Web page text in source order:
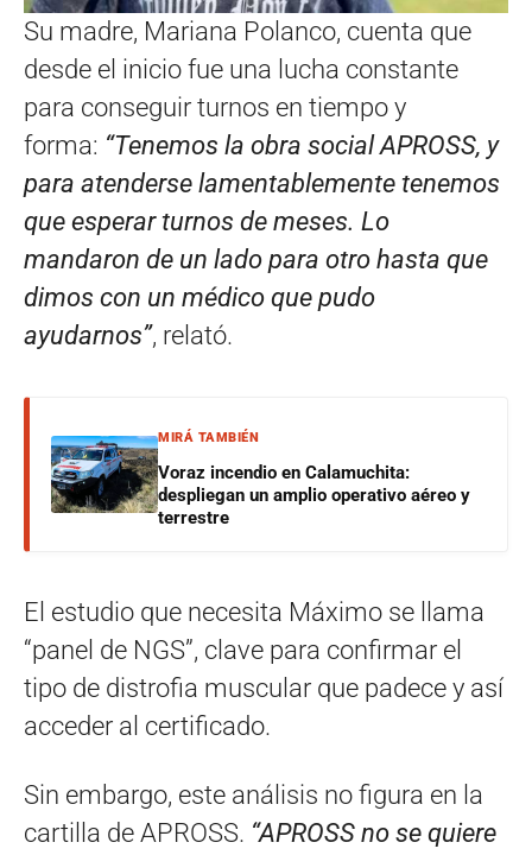
Su madre, Mariana Polanco, cuenta que
desde el inicio fue una lucha constante
para conseguir turnos en tiempo y
forma: “Tenemos la obra social APROSS, y
para atenderse lamentablemente tenemos
que esperar turnos de meses. Lo
mandaron de un lado para otro hasta que
dimos con un médico que pudo
ayudarnos”, relató.
MIRÁ TAMBIÉN
Voraz incendio en Calamuchita:
despliegan un amplio operativo aéreo y
terrestre
El estudio que necesita Máximo se llama
“panel de NGS”, clave para confirmar el
tipo de distrofia muscular que padece y así
acceder al certificado.
Sin embargo, este análisis no figura en la
cartilla de APROSS. “APROSS no se quiere